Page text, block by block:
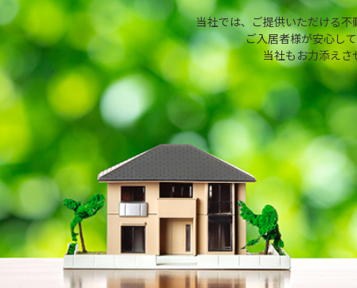
当社では、ご提供いただける
ご入居者様が安心し
当社もお力添えさ